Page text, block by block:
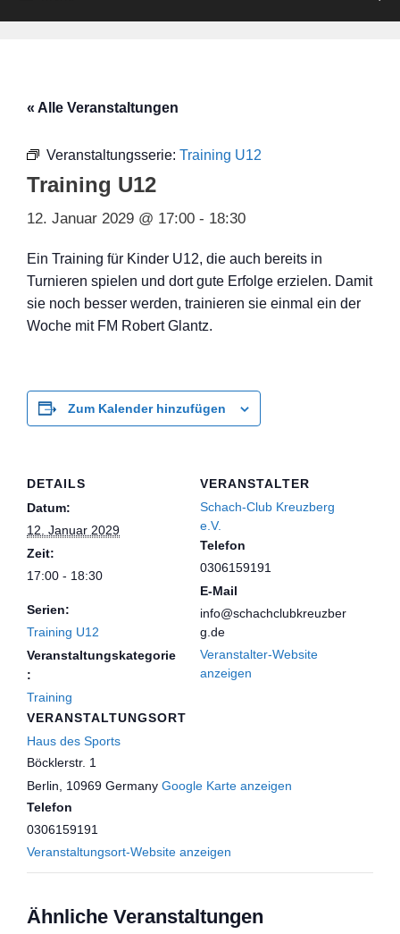
« Alle Veranstaltungen
Veranstaltungsserie: Training U12
Training U12
12. Januar 2029 @ 17:00 - 18:30
Ein Training für Kinder U12, die auch bereits in
Turnieren spielen und dort gute Erfolge erzielen. Damit
sie noch besser werden, trainieren sie einmal ein der
Woche mit FM Robert Glantz.
Zum Kalender hinzufügen
DETAILS
Datum:
12. Januar 2029
Zeit:
17:00 - 18:30
Serien:
Training U12
Veranstaltungskategorie
:
Training
VERANSTALTUNGSORT
Haus des Sports
Böcklerstr. 1
Berlin
10969 Germany Google Karte anzeigen
Telefon
0306159191
Veranstaltungsort-Website anzeigen
VERANSTALTER
Schach-Club Kreuzberg
e.V.
Telefon
0306159191
E-Mail
info@schachclubkreuzber
g.de
Veranstalter-Website
anzeigen
Ähnliche Veranstaltungen